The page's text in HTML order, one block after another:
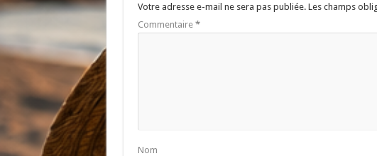
Votre adresse e-mail ne sera pas publiée. Les champs
Commentaire *
Nom